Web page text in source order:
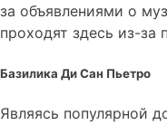
за объявлениями о
проходят здесь из-за
Базилика Ди Сан Пьетро
Являясь популярной